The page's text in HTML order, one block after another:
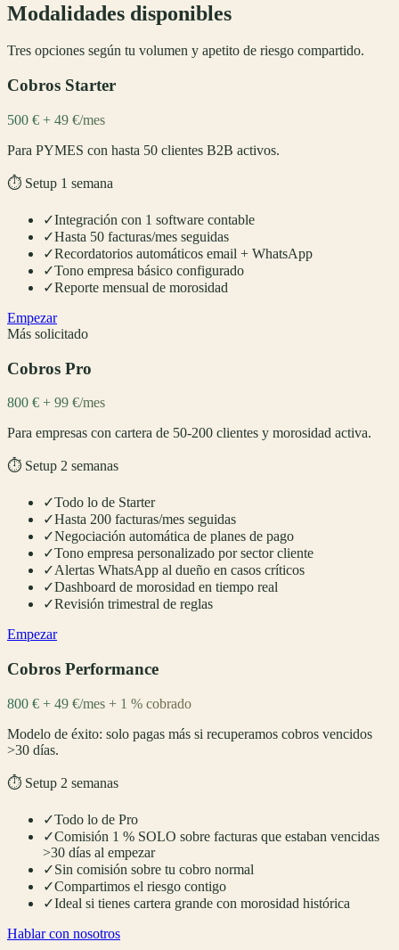
Modalidades disponibles
Tres opciones según tu volumen y apetito de riesgo compartido.
Cobros Starter
500 € + 49 €/mes
Para PYMES con hasta 50 clientes B2B activos.
⏱️ Setup 1 semana
✓Integración con 1 software contable
✓Hasta 50 facturas/mes seguidas
✓Recordatorios automáticos email + WhatsApp
✓Tono empresa básico configurado
✓Reporte mensual de morosidad
Empezar
Más solicitado
Cobros Pro
800 € + 99 €/mes
Para empresas con cartera de 50-200 clientes y morosidad activa.
⏱️ Setup 2 semanas
✓Todo lo de Starter
✓Hasta 200 facturas/mes seguidas
✓Negociación automática de planes de pago
✓Tono empresa personalizado por sector cliente
✓Alertas WhatsApp al dueño en casos críticos
✓Dashboard de morosidad en tiempo real
✓Revisión trimestral de reglas
Empezar
Cobros Performance
800 € + 49 €/mes + 1 % cobrado
Modelo de éxito: solo pagas más si recuperamos cobros vencidos
>30 días.
⏱️ Setup 2 semanas
✓Todo lo de Pro
✓Comisión 1 % SOLO sobre facturas que estaban vencidas
>30 días al empezar
✓Sin comisión sobre tu cobro normal
✓Compartimos el riesgo contigo
✓Ideal si tienes cartera grande con morosidad histórica
Hablar con nosotros